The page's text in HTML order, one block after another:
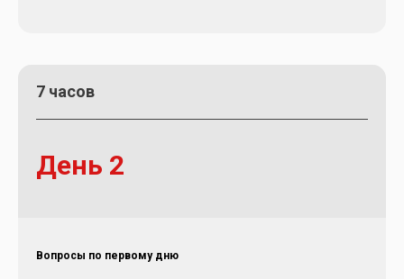
7 часов
День 2
Вопросы по первому дню